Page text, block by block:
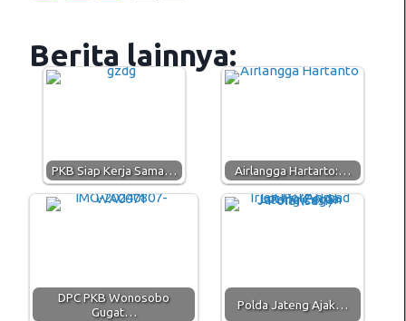
t
s
p
e
m
e
k
i
Berita lainnya:
PKB Siap Kerja Sama… Airlangga Hartarto:…
DPC PKB Wonosobo
Gugat…
Polda Jateng Ajak…